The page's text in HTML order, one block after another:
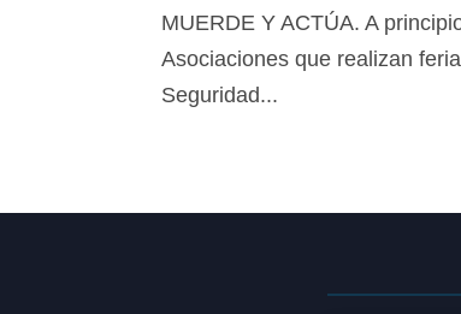
MUERDE Y ACTÚA. A
Asociaciones que realizan
Seguridad...